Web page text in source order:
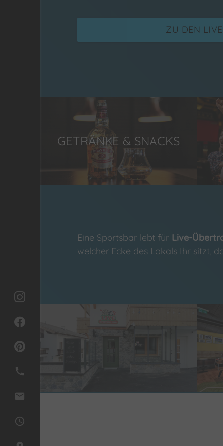
phone
mail
access_time
ZU DEN
GETRÄNKE & SNACKS
Eine Sportsbar lebt für Live-
welcher Ecke des Lokals Ihr sitzt,